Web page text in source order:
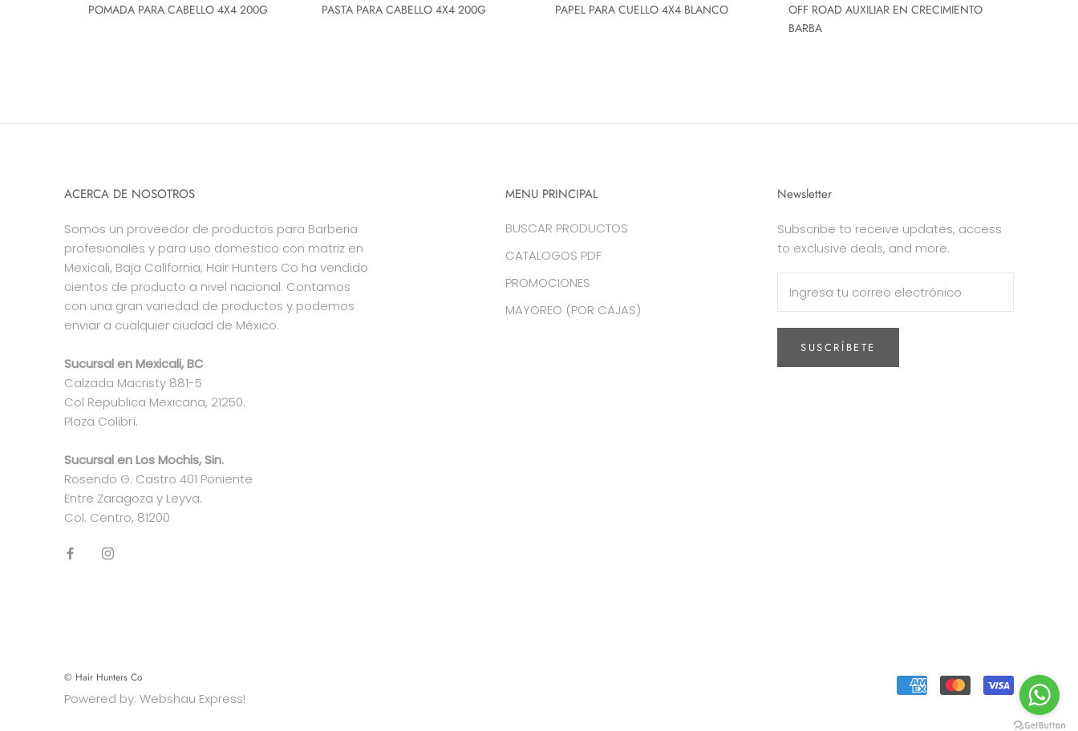
POMADA PARA CABELLO 4X4 200G PASTA PARA CABELLO 4X4 200G PAPEL PARA CUELLO 4X4 BLANCO
OFF ROAD AUXILIAR EN CRECIMIENTO
BARBA
ACERCA DE NOSOTROS
Somos un proveedor de productos para Barberia
profesionales y para uso domestico con matriz en
Mexicali, Baja California; Hair Hunters Co ha vendido
cientos de producto a nivel nacional. Contamos
con una gran variedad de productos y podemos
enviar a cualquier ciudad de México.
Sucursal en Mexicali, BC
Calzada Macristy 881-5
Col Republica Mexicana, 21250.
Plaza Colibrí.
Sucursal en Los Mochis, Sin.
Rosendo G. Castro 401 Poniente
Entre Zaragoza y Leyva.
Col. Centro, 81200
MENU PRINCIPAL
BUSCAR PRODUCTOS
CATALOGOS PDF
PROMOCIONES
MAYOREO (POR CAJAS)
Newsletter
Subscribe to receive updates, access
to exclusive deals, and more.
SUSCRÍBETE
© Hair Hunters Co
Powered by: Webshau Express!
Aquí estamos para